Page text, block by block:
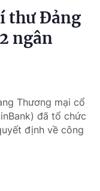
thư Đảng
ngân
Thương mại cổ
đã tổ chức
định về công